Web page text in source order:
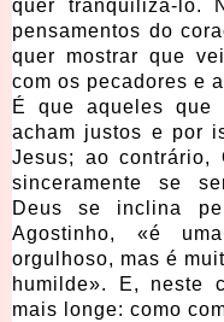
quer tranqüilizá-lo.
pensamentos do
quer mostrar que
com os pecadores e
É que aqueles que
acham justos e por
Jesus; ao contrário,
sinceramente se
Deus se inclina
Agostinho, «é
orgulhoso, mas é
humilde». E, neste
mais longe: como